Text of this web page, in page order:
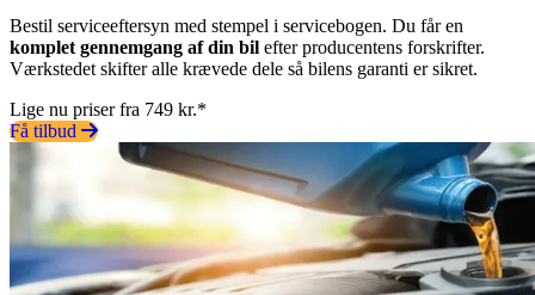
Bestil serviceeftersyn med stempel i servicebogen. Du får en
komplet gennemgang af din bil efter producentens forskrifter.
Værkstedet skifter alle krævede dele så bilens garanti er sikret.
Lige nu priser fra 749 kr.*
Få tilbud